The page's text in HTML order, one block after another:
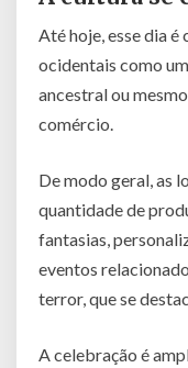
Até hoje, esse dia
ocidentais como
ancestral ou
comércio.
De modo geral, as
quantidade de
fantasias,
eventos
terror, que se
A celebração é